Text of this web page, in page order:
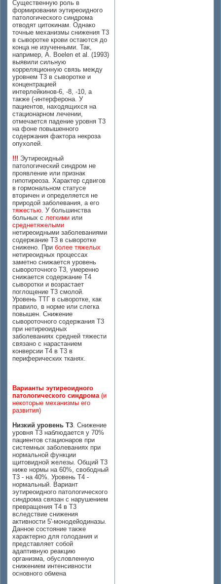
Существенную роль в
формировании эутиреоидного
патологического синдрома
отводят цитокинам. Однако
точные механизмы снижения Т3
в сыворотке крови остаются до
конца не изученными. Так,
например, A. Boelen et al. (1993)
выявили сильную
корреляционную связь между
уровнем Т3 в сыворотке и
концентрацией
интерлейкинов-6, -8, -10, а
также (-интерферона. У
пациентов, находящихся на
стационарном лечении,
отмечается падение уровня Т3
на фоне повышенного
содержания фактора некроза
опухолей.
!!! Эутиреоидный
патологический синдром не
проявление или признак
гипотиреоза. Характер сдвигов
в гормональном статусе
вторичен и определяется не
природой заболевания, а его
тяжестью. У большинства
больных с легкими или
среднетяжелыми
нетиреоидными заболеваниями
содержание T3 в сыворотке
снижено. При более тяжелых
нетиреоидных процессах
заметно снижается уровень
сывороточного T3, умеренно
снижается содержание T4
сыворотки и возрастает
поглощение T3 смолой.
Уровень ТТГ в сыворотке, как
правило, в норме или слегка
повышен. Снижение
сывороточного содержания T3
при нетиреоидных
заболеваниях средней тяжести
связано с нарастанием
конверсии T4 в T3 в
периферических тканях.
Варианты эутиреоидного
патологического синдрома (и
некоторые механизмы его
развития)
Низкий уровень Т3. Снижение
уровня Т3 наблюдается у 70%
пациентов стационаров при
системных заболеваниях при
нормальной функции
щитовидной железы. Общий Т3
ниже нормы на 60%, свободный
Т3 - на 40%. Уровень Т4 -
нормальный. Вариант
эутиреоидного патологического
синдрома связан с нарушением
превращения Т4 в Т3
вследствие снижения
активности 5'-монодейодиназы.
Данное состояние также
характерно для голодания и
представляет собой
адаптивную реакцию
организма, обусловленную
снижением интенсивности
основного обмена